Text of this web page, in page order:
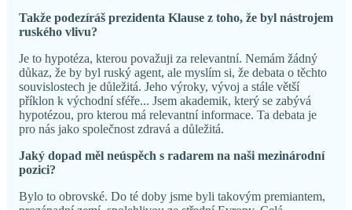
Takže podezíráš prezidenta Klause z toho, že byl nástrojem
ruského vlivu?
Je to hypotéza, kterou považuji za relevantní. Nemám žádný
důkaz, že by byl ruský agent, ale myslím si, že debata o těchto
souvislostech je důležitá. Jeho výroky, vývoj a stále větší
příklon k východní sféře... Jsem akademik, který se zabývá
hypotézou, pro kterou má relevantní informace. Ta debata je
pro nás jako společnost zdravá a důležitá.
Jaký dopad měl neúspěch s radarem na naši mezinárodní
pozici?
Bylo to obrovské. Do té doby jsme byli takovým premiantem,